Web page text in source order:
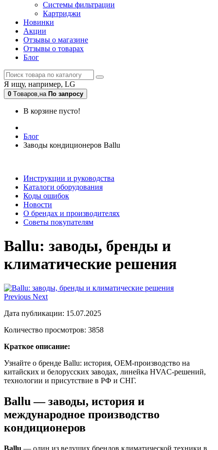
Системы фильтрации
Картриджи
Новинки
Акции
Отзывы о магазине
Отзывы о товарах
Блог
Я ищу, например, LG
0 Tоваров,на По запросу
В корзине пусто!
Блог
Заводы кондиционеров Ballu
Инструкции и руководства
Каталоги оборудования
Коды ошибок
Новости
О брендах и производителях
Советы покупателям
Ballu: заводы, бренды и
климатические решения
Previous Next
Дата публикации: 15.07.2025
Количество просмотров: 3858
Краткое описание:
Узнайте о бренде Ballu: история, OEM-производство на
китайских и белорусских заводах, линейка HVAC-решений,
технологии и присутствие в РФ и СНГ.
Ballu — заводы, история и
международное производство
кондиционеров
Ballu — один из ведущих брендов климатической техники в